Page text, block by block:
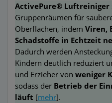
ActivePure® Luftreiniger
Gruppenräumen für
Oberflächen, indem Viren,
Schadstoffe in Echtzeit
Dadurch werden
Kindern deutlich reduziert
und Erzieher von weniger
sodass der Betrieb der
läuft [mehr].